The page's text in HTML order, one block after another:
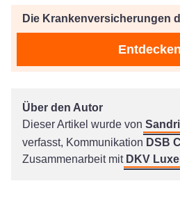
Die Krankenversicherungen
Entdecken
Über den Autor
Dieser Artikel wurde von
verfasst, Kommunikation DSB
Zusammenarbeit mit DKV